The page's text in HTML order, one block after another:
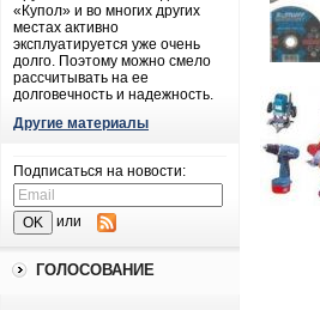
«Купол» и во многих других
местах активно
эксплуатируется уже очень
долго. Поэтому можно смело
рассчитывать на ее
долговечность и надежность.
Другие материалы
Подписаться на новости:
или
ГОЛОСОВАНИЕ